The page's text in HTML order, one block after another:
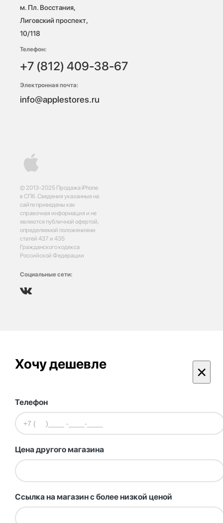
© 2013-2025 Продажа iPhone
в СПб. Сведения указанные на
сайте приведены как
справочная информация и не
являются публичной офертой,
определяемой положениями
статей 437 и 435
Гражданского кодекса
Российской Федерации
Социальные сети:
м. Пл. Восстания,
Лиговский проспект,
10/118
Телефон:
+7 (812) 409-38-67
Электронная почта:
info@applestores.ru
Хочу дешевле ×
Телефон
Цена другого магазина
Ссылка на магазин с более низкой ценой